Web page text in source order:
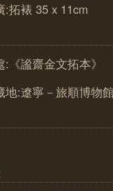
:拓裱 35 x 11cm
:《謐齋金文拓本》
地:遼寧－旅順博物